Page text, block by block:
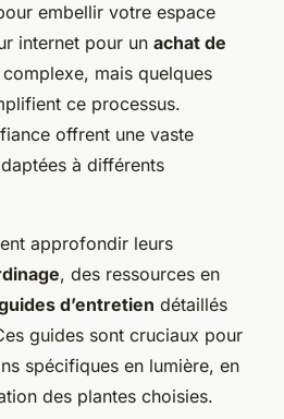
embellir votre espace
internet pour un achat de
mais quelques
ce processus.
offrent une vaste
à différents
approfondir leurs
, des ressources en
d’entretien détaillés
guides sont cruciaux pour
spécifiques en lumière, en
des plantes choisies.